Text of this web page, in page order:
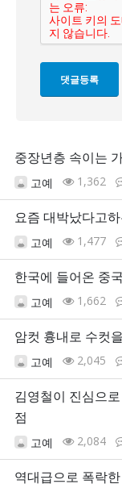
중장년층 속이는
고예 1,362
요즘 대박났다고
고예 1,477
한국에 들어온 중
고예 1,662
암컷 흉내로 수컷
고예 2,045
김영철이 진심으
점
고예 2,084
역대급으로 폭락